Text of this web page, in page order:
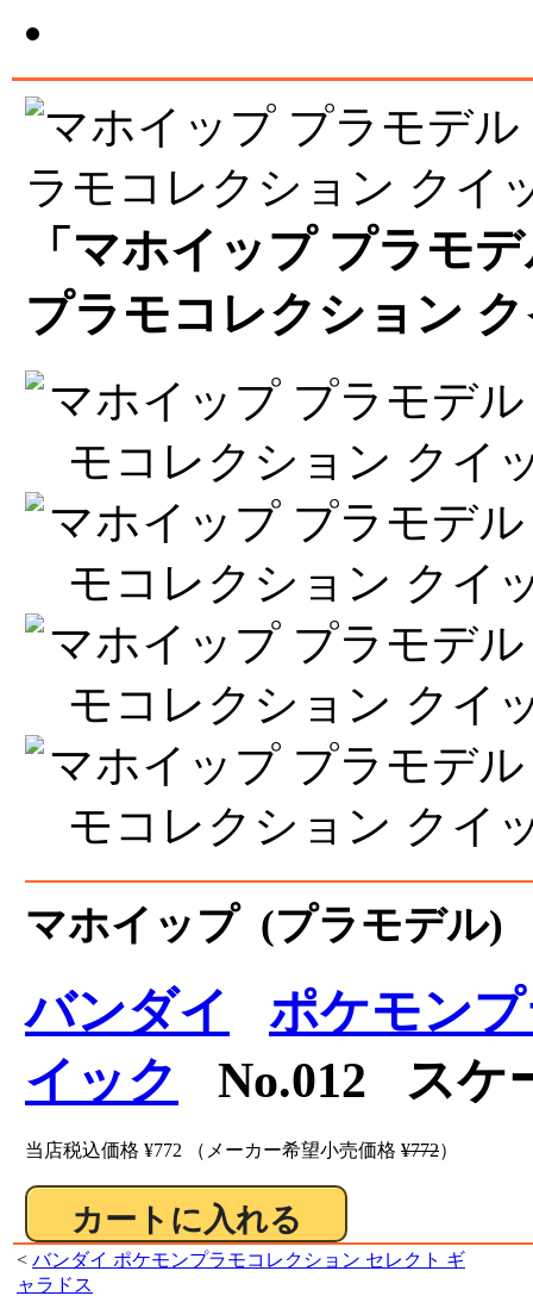
「マホイップ プラモ
プラモコレクション
マホイップ (プラモデル)
バンダイ
ポケモン
イック
No.012 スケ
当店税込価格 ¥772 （メーカー希望小売価格 ¥772）
< バンダイ ポケモンプラモコレクション セレクト ギ
ャラドス